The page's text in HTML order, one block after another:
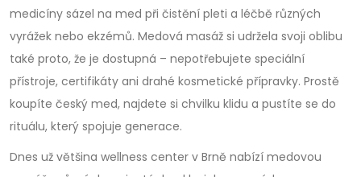
medicíny sázel na med při čistění pleti a léčbě různých
vyrážek nebo ekzémů. Medová masáž si udržela svoji oblibu
také proto, že je dostupná – nepotřebujete speciální
přístroje, certifikáty ani drahé kosmetické přípravky. Prostě
koupíte český med, najdete si chvilku klidu a pustíte se do
rituálu, který spojuje generace.
Dnes už většina wellness center v Brně nabízí medovou